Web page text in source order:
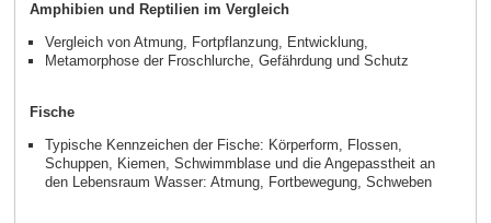
Amphibien und Reptilien im Vergleich
Vergleich von Atmung, Fortpflanzung, Entwicklung,
Metamorphose der Froschlurche, Gefährdung und Schutz
Fische
Typische Kennzeichen der Fische: Körperform, Flossen,
Schuppen, Kiemen, Schwimmblase und die Angepasstheit an
den Lebensraum Wasser: Atmung, Fortbewegung, Schweben